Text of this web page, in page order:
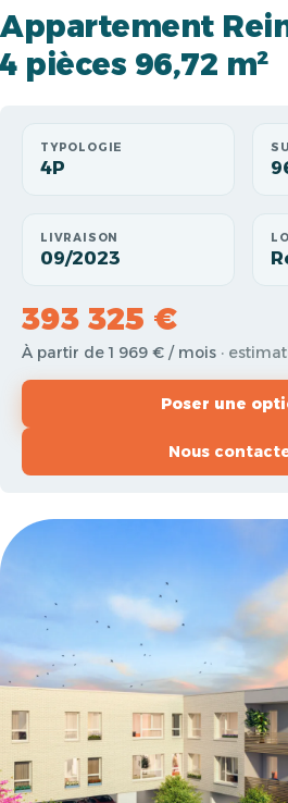
Appartement
4 pièces 96,72 m²
TYPOLOGIE
4P
LIVRAISON
09/2023
393 325 €
À partir de 1 969 € / mois ·
Poser une
Nous